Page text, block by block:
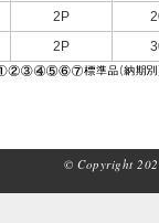
2P
2P
© Copyright